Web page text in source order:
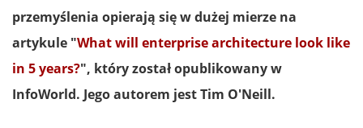
przemyślenia opierają się w dużej mierze na
artykule "What will enterprise architecture look like
in 5 years?", który został opublikowany w
InfoWorld. Jego autorem jest Tim O'Neill.